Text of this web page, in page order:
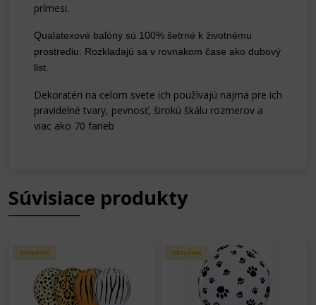
prímesi.
Qualatexové balóny sú 100% šetrné k životnému
prostrediu. Rozkladajú sa v rovnakom čase ako dubový
list.
Dekoratéri na celom svete ich používajú najmä pre ich
pravidelné tvary, pevnosť, širokú škálu rozmerov a
viac ako 70 farieb
Súvisiace produkty
Skladom Skladom